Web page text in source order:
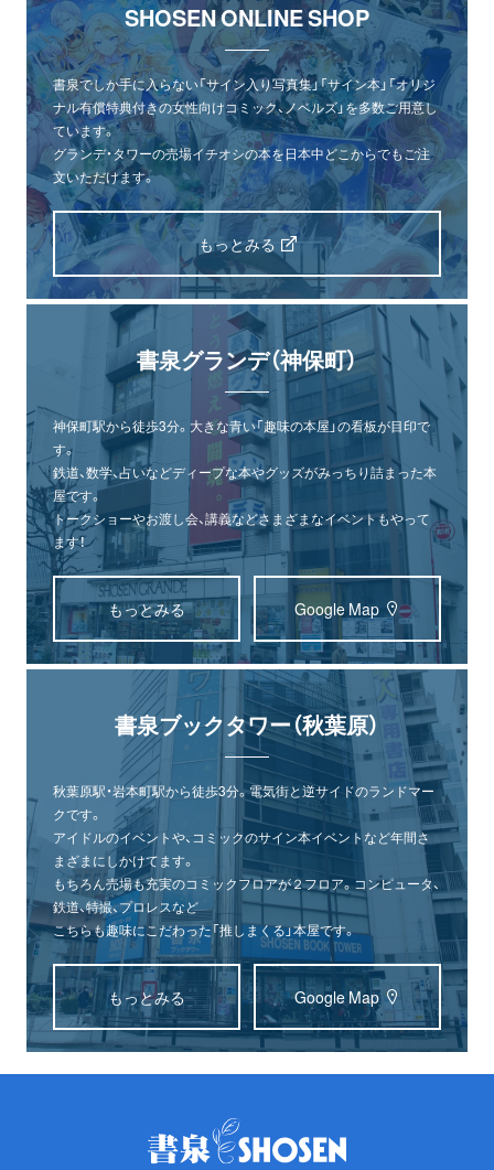
SHOSEN ONLINE SHOP
書泉でしか手に入らない「サイン入り写真集」「サイン本」「オリジ
ナル有償特典付きの女性向けコミック、ノベルズ」を多数ご用意し
ています。
グランデ・タワーの売場イチオシの本を日本中どこからでもご注
文いただけます。
もっとみる
書泉グランデ（神保町）
神保町駅から徒歩3分。大きな青い「趣味の本屋」の看板が目印で
す。
鉄道、数学、占いなどディープな本やグッズがみっちり詰まった本
屋です。
トークショーやお渡し会、講義などさまざまなイベントもやって
ます！
もっとみる Google Map
書泉ブックタワー（秋葉原）
秋葉原駅・岩本町駅から徒歩3分。電気街と逆サイドのランドマー
クです。
アイドルのイベントや、コミックのサイン本イベントなど年間さ
まざまにしかけてます。
もちろん売場も充実のコミックフロアが２フロア。コンピュータ、
鉄道、特撮、プロレスなど
こちらも趣味にこだわった「推しまくる」本屋です。
もっとみる Google Map
書泉グランデ
（神保町）